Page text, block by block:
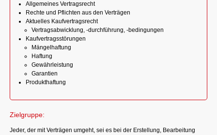
Allgemeines Vertragsrecht
Rechte und Pflichten aus den Verträgen
Aktuelles Kaufvertragsrecht
Vertragsabwicklung, -durchführung, -bedingungen
Kaufvertragsstörungen
Mängelhaftung
Haftung
Gewährleistung
Garantien
Produkthaftung
Zielgruppe:
Jeder, der mit Verträgen umgeht, sei es bei der Erstellung, Bearbeitung